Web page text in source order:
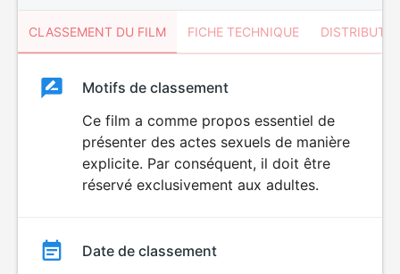
CLASSEMENT DU FILM FICHE TECHNIQUE
ClassementClassement
SEXUALITÉ
EXPLICITE
Motifs de classement
Ce film a comme propos essentiel de
présenter des actes sexuels de manière
explicite. Par conséquent, il doit être
réservé exclusivement aux adultes.
Date de classement